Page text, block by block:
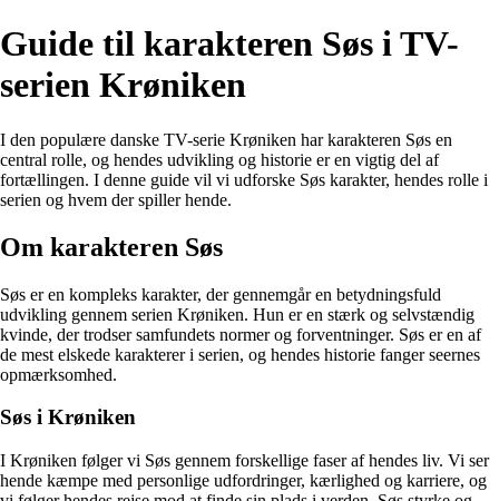
Guide til karakteren Søs i TV-
serien Krøniken
I den populære danske TV-serie Krøniken har karakteren Søs en
central rolle, og hendes udvikling og historie er en vigtig del af
fortællingen. I denne guide vil vi udforske Søs karakter, hendes rolle i
serien og hvem der spiller hende.
Om karakteren Søs
Søs er en kompleks karakter, der gennemgår en betydningsfuld
udvikling gennem serien Krøniken. Hun er en stærk og selvstændig
kvinde, der trodser samfundets normer og forventninger. Søs er en af
de mest elskede karakterer i serien, og hendes historie fanger seernes
opmærksomhed.
Søs i Krøniken
I Krøniken følger vi Søs gennem forskellige faser af hendes liv. Vi ser
hende kæmpe med personlige udfordringer, kærlighed og karriere, og